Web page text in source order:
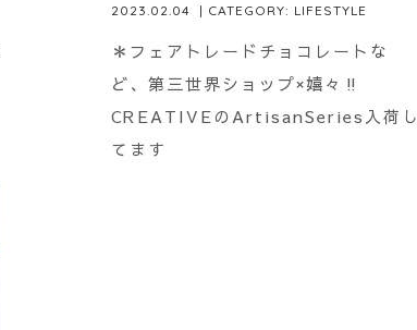
2023.02.04 | CATEGORY: LIFESTYLE
＊フェアトレードチョコレートな
ど、第三世界ショップ×嬉々‼︎
CREATIVEのArtisanSeries入荷し
てます